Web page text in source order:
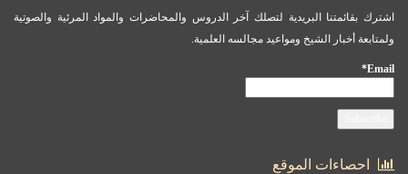
اشترك بقائمتنا البريدية لتصلك آخر الدروس والمحاضرات والمواد المرئية والصوتية
ولمتابعة أخبار الشيخ ومواعيد مجالسه العلمية.
Email*
احصاءات الموقع